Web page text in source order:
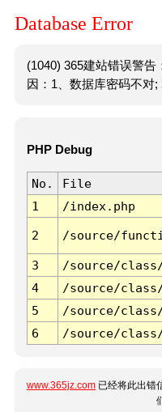
Database Error
(1040) 365建站错误警
因：1、数据库密码不对;
PHP Debug
No. File
1
/index.php
2 /source/
3 /source/
4
/source/
5
/source/
6
/source/
www.365jz.com 已经将此出错